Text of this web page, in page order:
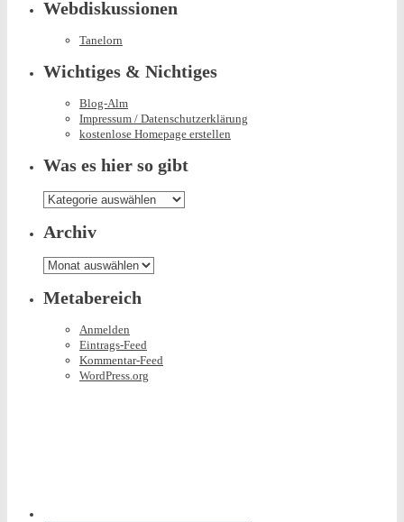
Webdiskussionen
Tanelorn
Wichtiges & Nichtiges
Blog-Alm
Impressum / Datenschutzerklärung
kostenlose Homepage erstellen
Was es hier so gibt
Was
es
hier
so
gibt
Archiv
Archiv
Metabereich
Anmelden
Eintrags-Feed
Kommentar-Feed
WordPress.org